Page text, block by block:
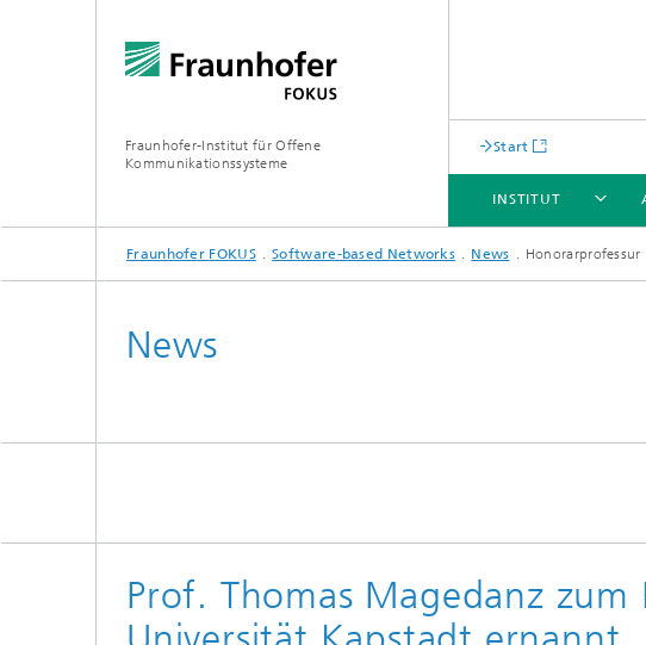
Fraunhofer-Institut für Offene
Kommunikationssysteme
Start
INSTITUT
INSTITUT
ANGEBOT
THEMEN
NEWSROOM
KARRIERE
Fraunhofer FOKUS Software-based Networks News Honorarprofessur
News
Prof. Thomas Magedanz